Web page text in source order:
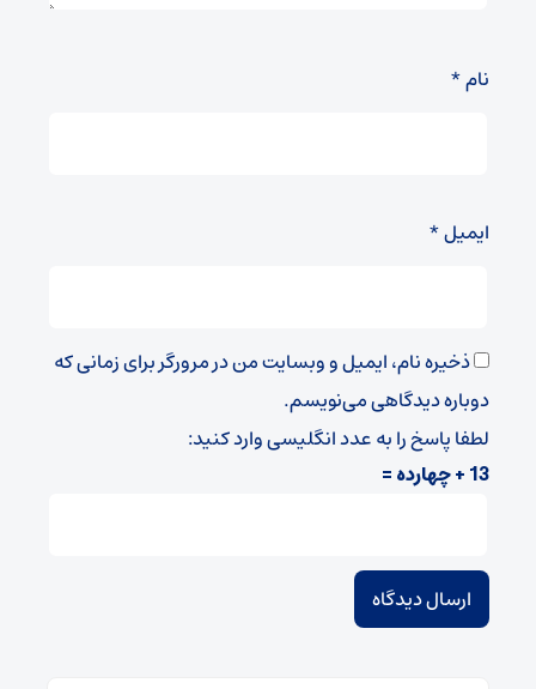
نام*
ایمیل*
ذخیره نام، ایمیل و وبسایت من در مرورگر برای زمانی که
دوباره دیدگاهی می‌نویسم.
لطفا پاسخ را به عدد انگلیسی وارد کنید:
13 + چهارده =